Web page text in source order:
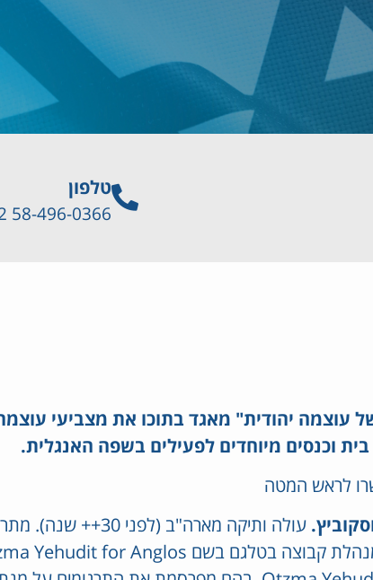
טלפון
58-496-0366 972+
עוצמה יהודית" מאגד בתוכו את מצביעי עוצמה
בית וכנסים מיוחדים לפעילים בשפה האנגלית.
לראש המטה
עולה ותיקה מארה"ב